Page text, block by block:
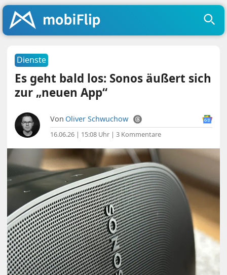
Dienste
Es geht bald los: Sonos äußert sich
zur „neuen App“
Von Oliver Schwuchow
16.06.26 | 15:08 Uhr |3 Kommentare